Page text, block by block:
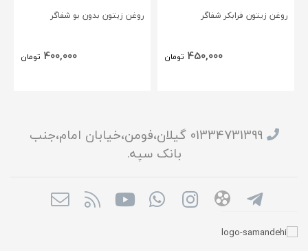
روغن زیتون فرابکر شفاگر
450,000 تومان
روغن زیتون بدون بو شفاگر
400,000 تومان
01334731399 گیلان،فومن،خیابان امام،جنب
بانک سپه.